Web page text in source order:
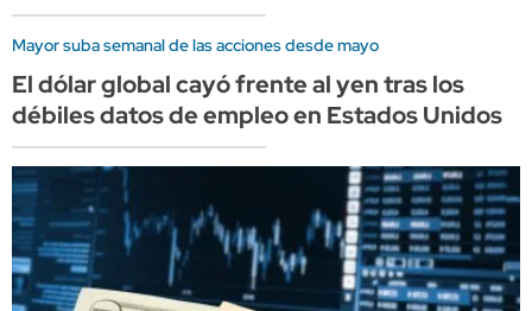
Mayor suba semanal de las acciones desde mayo
El dólar global cayó frente al yen tras los
débiles datos de empleo en Estados Unidos